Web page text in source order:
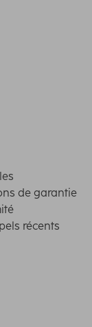
de garantie
récents